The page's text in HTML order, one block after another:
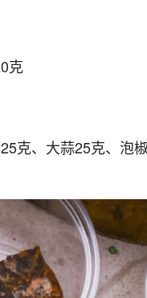
克
克、大蒜25克、泡